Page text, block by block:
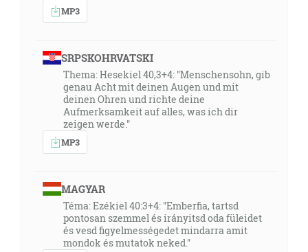
MP3
SRPSKOHRVATSKI
Thema: Hesekiel 40,3+4: "Menschensohn, gib
genau Acht mit deinen Augen und mit
deinen Ohren und richte deine
Aufmerksamkeit auf alles, was ich dir
zeigen werde."
MP3
MAGYAR
Téma: Ezékiel 40:3+4: "Emberfia, tartsd
pontosan szemmel és irányitsd oda füleidet
és vesd figyelmességedet mindarra amit
mondok és mutatok neked."